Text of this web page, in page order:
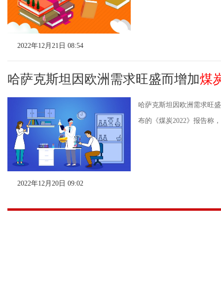
2022年12月21日 08:54
哈萨克斯坦因欧洲需求旺盛而增加煤
哈萨克斯坦因欧洲需求旺
布的《煤炭2022》报告称
2022年12月20日 09:02